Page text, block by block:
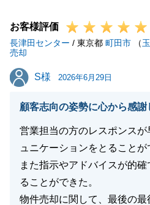
ざいましたらいつでもお気軽
今後とも、よろしくお願い致
お客様評価
長津田センター / 東京都 町田市 （
売却
S様
S様 2026年6月29日
顧客志向の姿勢に心から感謝
営業担当の方のレスポンスが
ュニケーションをとることが
また指示やアドバイスが的
ることができた。
物件売却に関して、最後の